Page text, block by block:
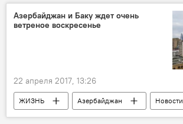
Шахрияр Мамедъяров
Уэсли Со
Shamkir Chess 2017
Азербайджан и Баку ждет очень
ветреное воскресенье
22 апреля 2017, 13:26
ЖИЗНЬ Азербайджан
Новости
Абшерон
Баку